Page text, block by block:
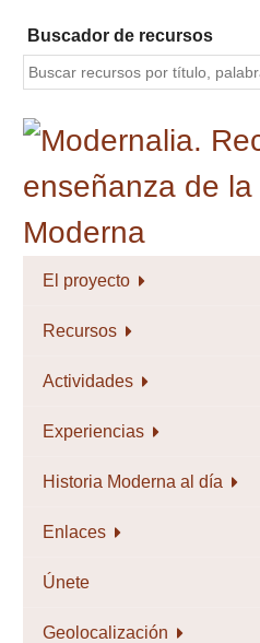
contenido
principal
Buscador de recursos
El proyecto
Recursos
Actividades
Experiencias
Historia Moderna al día
Enlaces
Únete
Geolocalización